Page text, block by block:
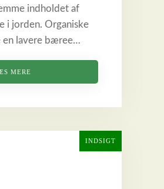
indholdet af
i jorden. Organiske
en lavere bæree…
MERE
INDSIGT